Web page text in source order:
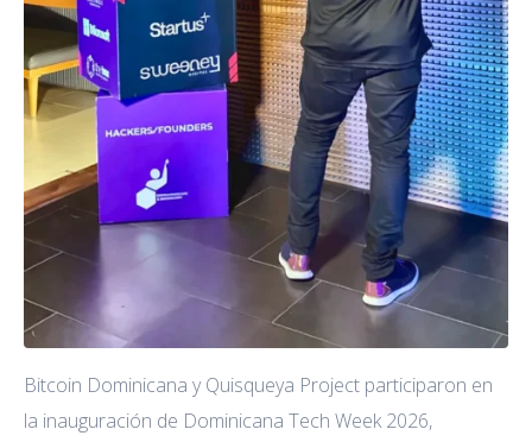
Bitcoin Dominicana y Quisqueya Project participaron en
la inauguración de Dominicana Tech Week 2026,